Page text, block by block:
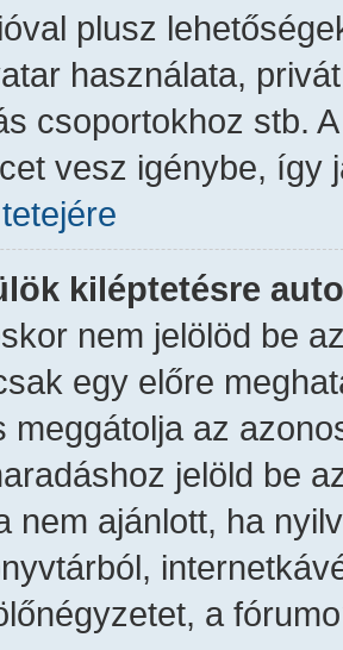
plusz
használata,
csoportokhoz stb.
vesz igénybe, így
kiléptetésre
nem jelölöd be
egy előre
meggátolja az
jelöld be
nem ajánlott, ha
a